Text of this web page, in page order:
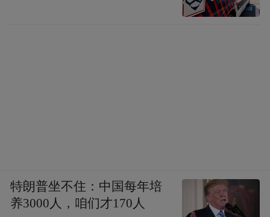
特朗普坐不住：中国每年培
养3000人，咱们才170人